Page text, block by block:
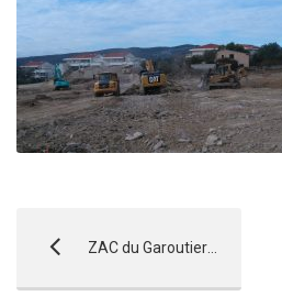
ZAC du Garoutier – La Ciotat